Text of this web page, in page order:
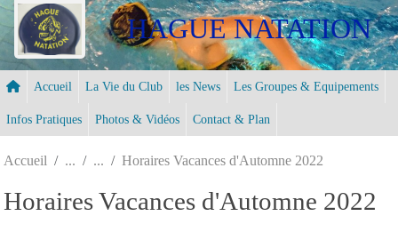
HAGUE NATATION
Accueil La Vie du Club les News Les Groupes & Equipements
Infos Pratiques Photos & Vidéos Contact & Plan
Accueil Horaires Vacances d'Automne 2022
Horaires Vacances d'Automne 2022
Panneau de gestion des cookies